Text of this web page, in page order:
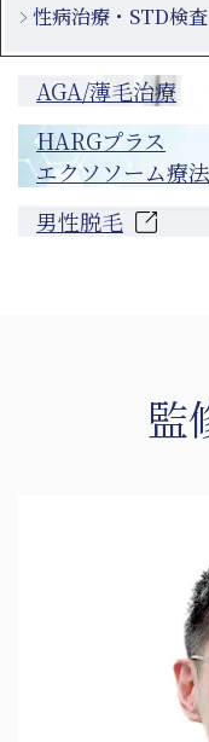
性病治療・STD検査
AGA/薄毛治療
HARGプラス
エクソソーム療法
男性脱毛
監